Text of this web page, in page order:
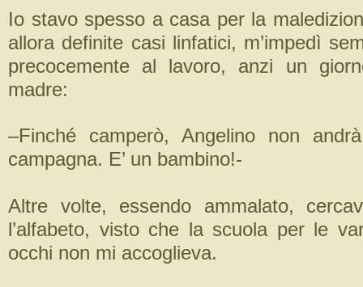
Io stavo spesso a casa per la
allora definite casi linfatici, m’impedì
precocemente al lavoro, anzi un
madre:
–Finché camperò, Angelino non
campagna. E’ un bambino!-
Altre volte, essendo ammalato,
l’alfabeto, visto che la scuola per le
occhi non mi accoglieva.